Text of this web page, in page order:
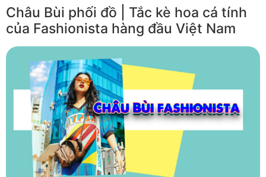
Châu Bùi phối đồ | Tắc kè hoa cá tính
của Fashionista hàng đầu Việt Nam